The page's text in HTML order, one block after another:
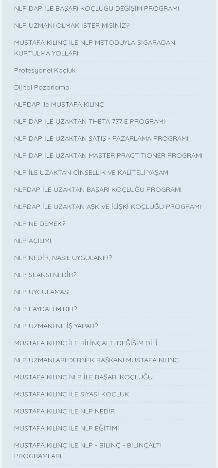
NLP DAP İLE BAŞARI KOÇLUĞU DEĞİŞİM PROGRAMI
NLP UZMANI OLMAK İSTER MİSİNİZ?
MUSTAFA KILINÇ İLE NLP METODUYLA SİGARADAN
KURTULMA YOLLARI
Profesyonel Koçluk
Dijital Pazarlama
NLPDAP ile MUSTAFA KILINÇ
NLP DAP İLE UZAKTAN THETA 777 E PROGRAMI
NLP DAP İLE UZAKTAN SATIŞ - PAZARLAMA PROGRAMI
NLP DAP İLE UZAKTAN MASTER PRACTITIONER PROGRAMI
NLP İLE UZAKTAN CİNSELLİK VE KALİTELİ YAŞAM
NLPDAP İLE UZAKTAN BAŞARI KOÇLUĞU PROGRAMI
NLPDAP İLE UZAKTAN AŞK VE İLİŞKİ KOÇLUĞU PROGRAMI
NLP NE DEMEK?
NLP AÇILIMI
NLP NEDİR, NASIL UYGULANIR?
NLP SEANSI NEDİR?
NLP UYGULAMASI
NLP FAYDALI MIDIR?
NLP UZMANI NE İŞ YAPAR?
MUSTAFA KILINÇ İLE BİLİNÇALTI DEĞİŞİM DİLİ
NLP UZMANLARI DERNEK BAŞKANI MUSTAFA KILINÇ
MUSTAFA KILINÇ NLP İLE BAŞARI KOÇLUĞU
MUSTAFA KILINÇ İLE SİYASİ KOÇLUK
MUSTAFA KILINÇ İLE NLP NEDİR
MUSTAFA KILINÇ İLE NLP EĞİTİMİ
MUSTAFA KILINÇ İLE NLP - BİLİNÇ - BİLİNÇALTI
PROGRAMLARI